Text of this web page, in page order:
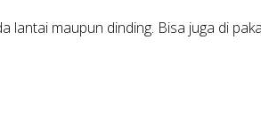
lantai maupun dinding. Bisa juga di